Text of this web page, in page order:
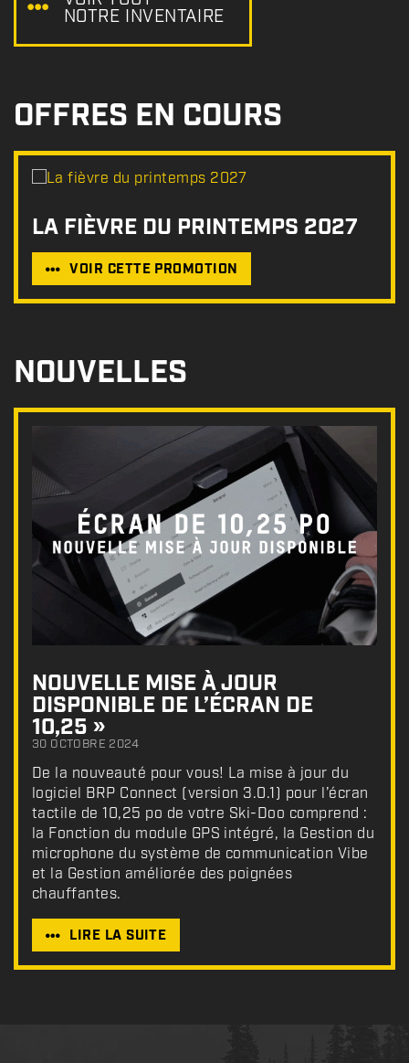
NOTRE INVENTAIRE
OFFRES EN COURS
LA FIÈVRE DU PRINTEMPS 2027
VOIR CETTE PROMOTION
NOUVELLES
NOUVELLE MISE À JOUR
DISPONIBLE DE L’ÉCRAN DE
10,25 »
30 OCTOBRE 2024
De la nouveauté pour vous! La mise à jour du
logiciel BRP Connect (version 3.0.1) pour l’écran
tactile de 10,25 po de votre Ski-Doo comprend :
la Fonction du module GPS intégré, la Gestion du
microphone du système de communication Vibe
et la Gestion améliorée des poignées
chauffantes.
LIRE LA SUITE